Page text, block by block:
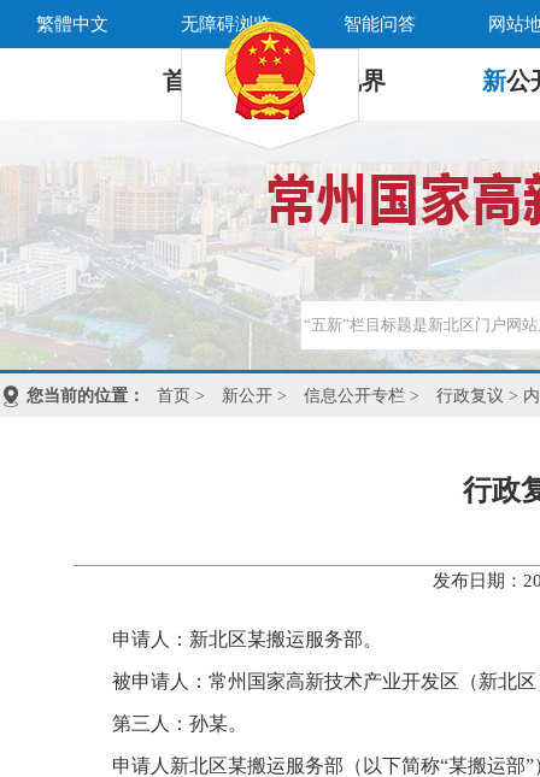
繁體中文 无障碍浏览 智能问答 网站
首 页 新 视界 新公
您当前的位置： 首页 > 新公开 > 信息公开专栏 > 行政复议 >
行政
发布日期：
申请人：新北区某搬运服务部。
被申请人：常州国家高新技术产业开发区（新北
第三人：孙某。
申请人新北区某搬运服务部（以下简称“某搬运